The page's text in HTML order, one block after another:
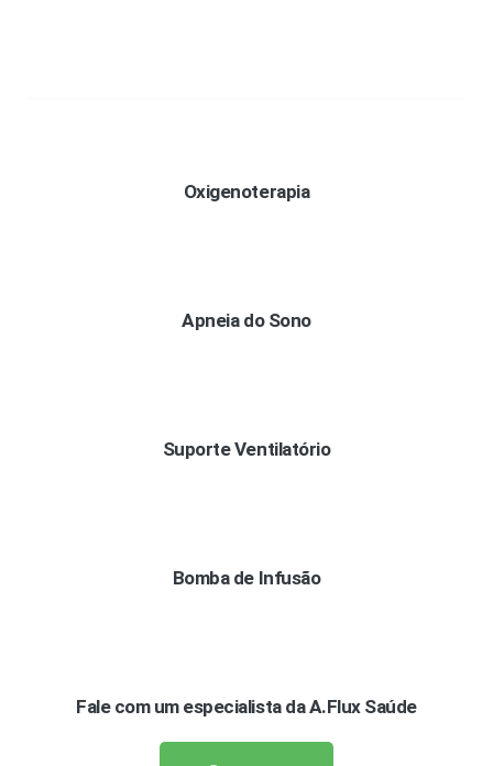
Oxigenoterapia
Apneia do Sono
Suporte Ventilatório
Bomba de Infusão
Fale com um especialista da A.Flux Saúde